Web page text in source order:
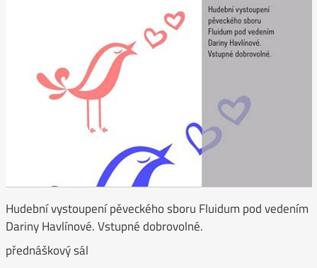
Hudební vystoupení pěveckého sboru Fluidum pod vedením
Dariny Havlínové. Vstupné dobrovolné.
přednáškový sál